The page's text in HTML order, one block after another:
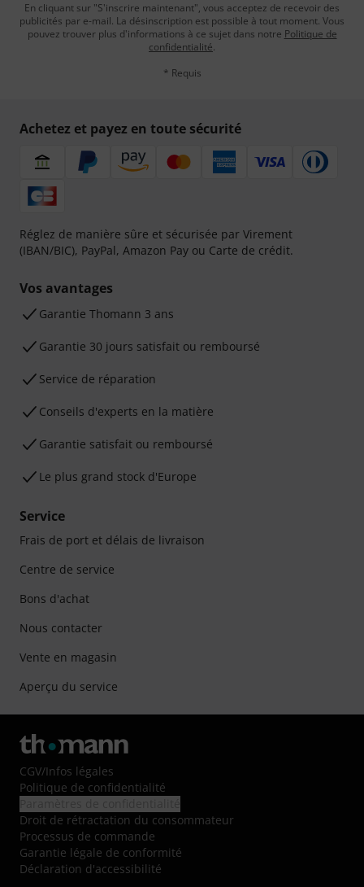
En cliquant sur "S'inscrire maintenant", vous acceptez de recevoir des
publicités par e-mail. La désinscription est possible à tout moment. Vous
pouvez trouver plus d'informations à ce sujet dans notre Politique de
confidentialité.
* Requis
Achetez et payez en toute sécurité
Réglez de manière sûre et sécurisée par Virement
(IBAN/BIC), PayPal, Amazon Pay ou Carte de crédit.
Vos avantages
Ga­ran­tie Thomann 3 ans
Garantie 30 jours satisfait ou remboursé
Service de réparation
Conseils d'experts en la matière
Garantie satisfait ou remboursé
Le plus grand stock d'Europe
Service
Frais de port et délais de livraison
Centre de service
Bons d'achat
Nous contacter
Vente en magasin
Aperçu du service
CGV/Infos légales
Politique de confidentialité
Droit de rétractation du consommateur
Processus de commande
Garantie légale de conformité
Déclaration d'accessibilité